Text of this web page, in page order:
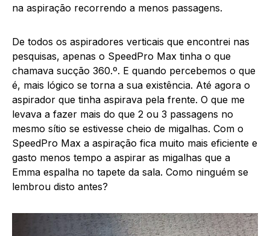
na aspiração recorrendo a menos passagens.
De todos os aspiradores verticais que encontrei nas
pesquisas, apenas o SpeedPro Max tinha o que
chamava sucção 360.º. E quando percebemos o que
é, mais lógico se torna a sua existência. Até agora o
aspirador que tinha aspirava pela frente. O que me
levava a fazer mais do que 2 ou 3 passagens no
mesmo sítio se estivesse cheio de migalhas. Com o
SpeedPro Max a aspiração fica muito mais eficiente e
gasto menos tempo a aspirar as migalhas que a
Emma espalha no tapete da sala. Como ninguém se
lembrou disto antes?